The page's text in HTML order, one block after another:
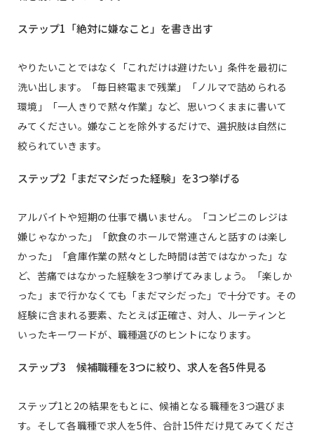
ステップ1「絶対に嫌なこと」を書き出す
やりたいことではなく「これだけは避けたい」条件を最初に
洗い出します。「毎日終電まで残業」「ノルマで詰められる
環境」「一人きりで黙々作業」など、思いつくままに書いて
みてください。嫌なことを除外するだけで、選択肢は自然に
絞られていきます。
ステップ2「まだマシだった経験」を3つ挙げる
アルバイトや短期の仕事で構いません。「コンビニのレジは
嫌じゃなかった」「飲食のホールで常連さんと話すのは楽し
かった」「倉庫作業の黙々とした時間は苦ではなかった」な
ど、苦痛ではなかった経験を3つ挙げてみましょう。「楽しか
った」まで行かなくても「まだマシだった」で十分です。その
経験に含まれる要素、たとえば正確さ、対人、ルーティンと
いったキーワードが、職種選びのヒントになります。
ステップ3 候補職種を3つに絞り、求人を各5件見る
ステップ1と2の結果をもとに、候補となる職種を3つ選びま
す。そして各職種で求人を5件、合計15件だけ見てみてくださ